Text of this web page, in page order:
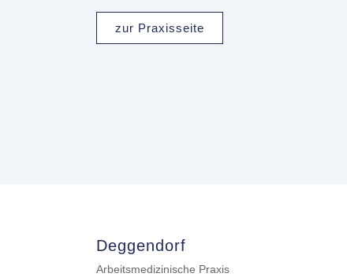
zur Praxisseite
Deggendorf
Arbeitsmedizinische Praxis